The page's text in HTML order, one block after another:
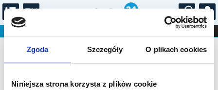
Zgoda Szczegóły O plikach cookies
Niniejsza strona korzysta z plików cookie
...
FILHARMONIA OPERA I BALET
STAND-UP
DLA DZIECI
Bilety na: EFEKT CHOPINA MICHAŁ
BASISTA